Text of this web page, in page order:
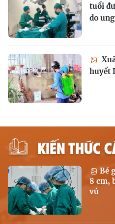
tuổi
do
huyết
KIẾN THỨC
Bé
8 cm,
vú